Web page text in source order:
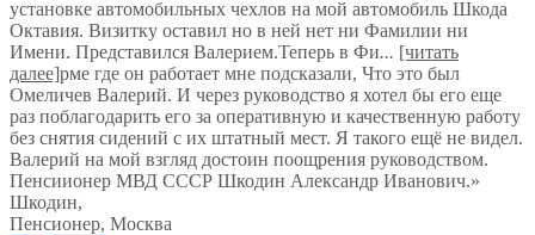
установке автомобильных чехлов на мой автомобиль Шкода
Октавия. Визитку оставил но в ней нет ни Фамилии ни
Имени. Представился Валерием.Теперь в Фи... [читать
далее]рме где он работает мне подсказали, Что это был
Омеличев Валерий. И через руководство я хотел бы его еще
раз поблагодарить его за оперативную и качественную работу
без снятия сидений с их штатный мест. Я такого ещё не видел.
Валерий на мой взгляд достоин поощрения руководством.
Пенсиионер МВД СССР Шкодин Александр Иванович.»
Шкодин,
Пенсионер, Москва